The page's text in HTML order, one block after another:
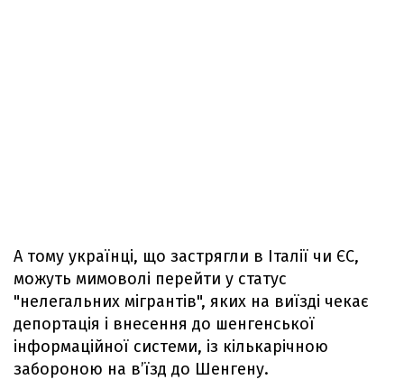
А тому українці, що застрягли в Італії чи ЄС,
можуть мимоволі перейти у статус
"нелегальних мігрантів", яких на виїзді чекає
депортація і внесення до шенгенської
інформаційної системи, із кількарічною
забороною на в’їзд до Шенгену.